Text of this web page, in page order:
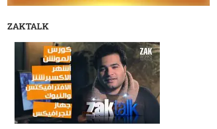
ZAKTALK